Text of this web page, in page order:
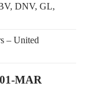
DNV, GL,
– United
MAR